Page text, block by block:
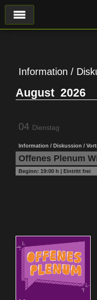
Information /
August 2026
04 Dienstag
Information / Diskussion /
Offenes Plenum
Beginn: 19:00 h | Eintritt frei